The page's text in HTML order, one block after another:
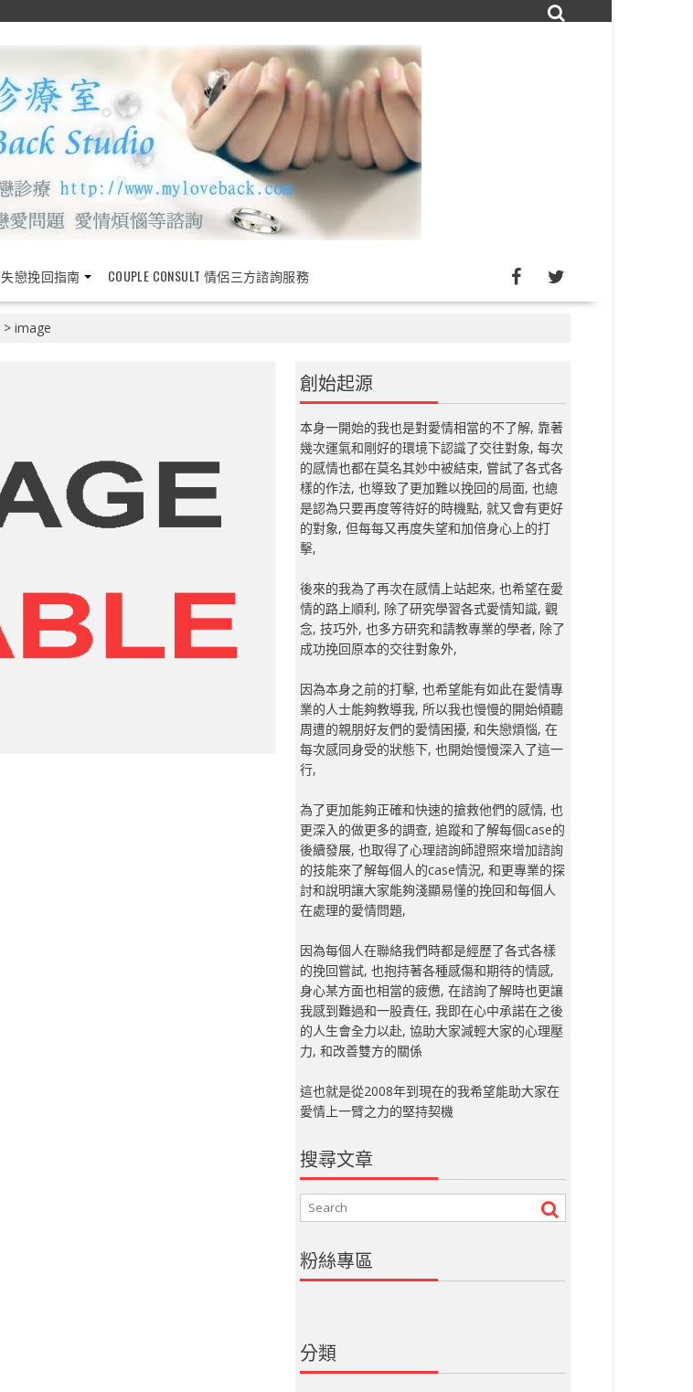
失戀挽回指南 COUPLE CONSULT 情侶三方諮詢服務
> image
創始起源
本身一開始的我也是對愛情相當的不了解, 靠著
幾次運氣和剛好的環境下認識了交往對象, 每次
的感情也都在莫名其妙中被結束, 嘗試了各式各
樣的作法, 也導致了更加難以挽回的局面, 也總
是認為只要再度等待好的時機點, 就又會有更好
的對象, 但每每又再度失望和加倍身心上的打
擊,
後來的我為了再次在感情上站起來, 也希望在愛
情的路上順利, 除了研究學習各式愛情知識, 觀
念, 技巧外, 也多方研究和請教專業的學者, 除了
成功挽回原本的交往對象外,
因為本身之前的打擊, 也希望能有如此在愛情專
業的人士能夠教導我, 所以我也慢慢的開始傾聽
周遭的親朋好友們的愛情困擾, 和失戀煩惱, 在
每次感同身受的狀態下, 也開始慢慢深入了這一
行,
為了更加能夠正確和快速的搶救他們的感情, 也
更深入的做更多的調查, 追蹤和了解每個case的
後續發展, 也取得了心理諮詢師證照來增加諮詢
的技能來了解每個人的case情況, 和更專業的探
討和說明讓大家能夠淺顯易懂的挽回和每個人
在處理的愛情問題,
因為每個人在聯絡我們時都是經歷了各式各樣
的挽回嘗試, 也抱持著各種感傷和期待的情感,
身心某方面也相當的疲憊, 在諮詢了解時也更讓
我感到難過和一股責任, 我即在心中承諾在之後
的人生會全力以赴, 協助大家減輕大家的心理壓
力, 和改善雙方的關係
這也就是從2008年到現在的我希望能助大家在
愛情上一臂之力的堅持契機
搜尋文章
粉絲專區
分類